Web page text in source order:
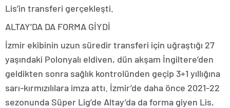
Lis’in transferi gerçekleşti.
ALTAY’DA DA FORMA GİYDİ
İzmir ekibinin uzun süredir transferi için uğraştığı 27
yaşındaki Polonyalı eldiven, dün akşam İngiltere’den
geldikten sonra sağlık kontrolünden geçip 3+1 yıllığına
sarı-kırmızılılara imza attı. İzmir’de daha önce 2021-22
sezonunda Süper Lig’de Altay’da da forma giyen Lis,